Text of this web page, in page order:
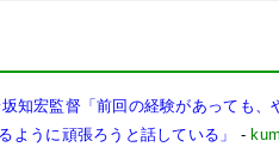
知宏監督「前回の経験があっても、
ように頑張ろうと話している」
-